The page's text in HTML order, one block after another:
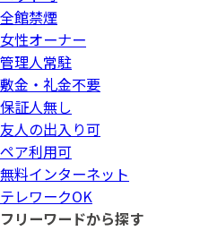
全館禁煙
女性オーナー
管理人常駐
敷金・礼金不要
保証人無し
友人の出入り可
ペア利用可
無料インターネット
テレワークOK
フリーワードから探す